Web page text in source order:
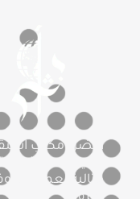
أفضل مكتب
دولية ومهنية
مثالية لعملائنا،